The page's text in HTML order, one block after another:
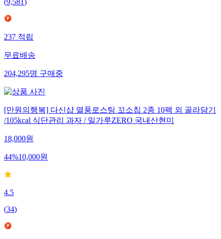
(9,581)
237적립
무료배송
204,295명구매중
[만원의행복] 다신샵 열풍로스팅 꼬소칩 2종 10팩 외 골라담기
/105kcal 식단관리 과자 / 밀가루ZERO 국내산현미
18,000원
44%10,000원
4.5
(34)